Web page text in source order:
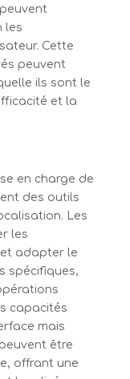
les
Cette
peuvent
ils sont le
et la
en charge de
des outils
Les
les
adapter le
spécifiques,
capacités
mais
être
offrant une